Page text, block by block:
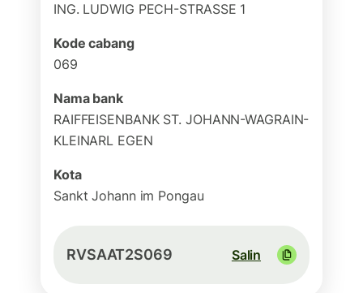
ING. LUDWIG PECH-STRASSE 1
Kode cabang
069
Nama bank
RAIFFEISENBANK ST. JOHANN-WAGRAIN-
KLEINARL EGEN
Kota
Sankt Johann im Pongau
RVSAAT2S069 Salin